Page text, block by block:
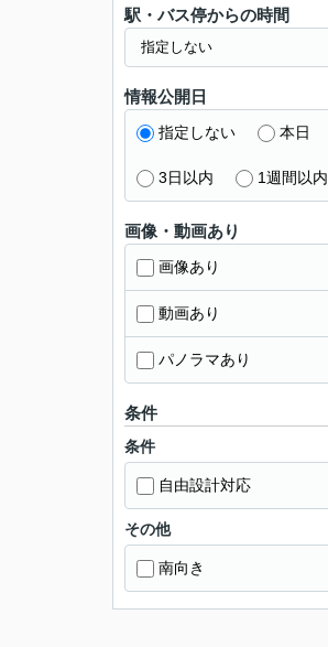
駅・バス停からの時間
情報公開日
指定しない 本日
3日以内 1週間以内
画像・動画あり
画像あり
動画あり
パノラマあり
条件
条件
自由設計対応
その他
南向き